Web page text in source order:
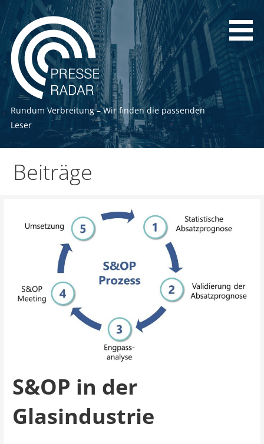
Zum
Inhalt
springen
Rundum Verbreitung – Wir finden die passenden
Leser
Beiträge
S&OP in der
Glasindustrie